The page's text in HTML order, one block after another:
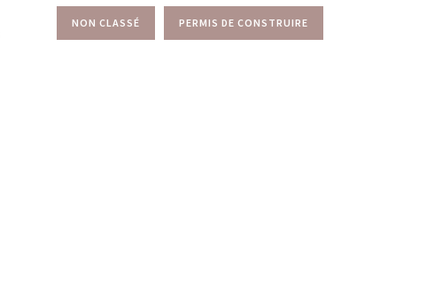
NON CLASSÉ PERMIS DE CONSTRUIRE